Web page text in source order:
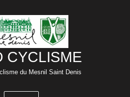
CYCLISME
du Mesnil Saint Denis